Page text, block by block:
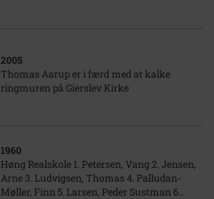
2005
Thomas Aarup er i færd med at kalke
ringmuren på Gierslev Kirke
1960
Høng Realskole 1. Petersen, Vang 2. Jensen,
Arne 3. Ludvigsen, Thomas 4. Palludan-
Møller, Finn 5. Larsen, Peder Sustman 6...